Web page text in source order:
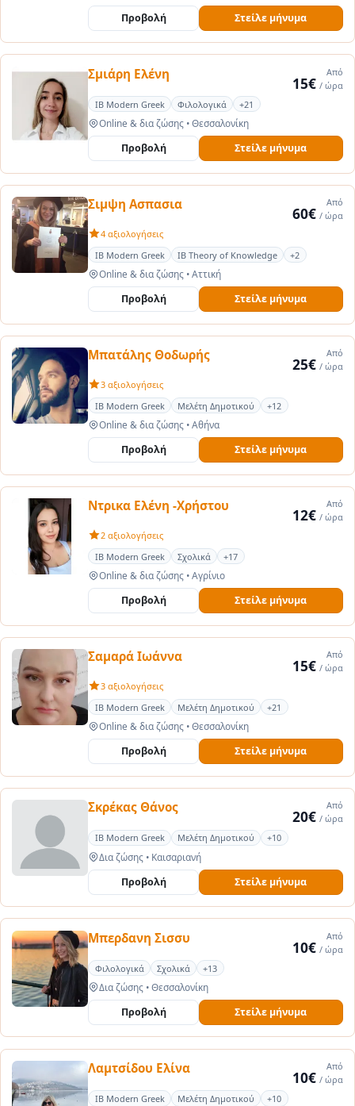
Προβολή Στείλε μήνυμα
Σμιάρη Ελένη Από
15€ / ώρα
IB Modern Greek
Φιλολογικά +21
Online & δια ζώσης •Θεσσαλονίκη
Προβολή Στείλε μήνυμα
Σιμψη Ασπασια Από
60€ / ώρα
4 αξιολογήσεις
IB Modern Greek
IB Theory of Knowledge +2
Online & δια ζώσης •Αττική
Προβολή Στείλε μήνυμα
Μπατάλης Θοδωρής Από
25€ / ώρα
3 αξιολογήσεις
IB Modern Greek
Μελέτη Δημοτικού +12
Online & δια ζώσης •Αθήνα
Προβολή Στείλε μήνυμα
Ντρικα Ελένη -Χρήστου Από
12€ / ώρα
2 αξιολογήσεις
IB Modern Greek
Σχολικά +17
Online & δια ζώσης •Αγρίνιο
Προβολή Στείλε μήνυμα
Σαμαρά Ιωάννα Από
15€ / ώρα
3 αξιολογήσεις
IB Modern Greek
Μελέτη Δημοτικού +21
Online & δια ζώσης •Θεσσαλονίκη
Προβολή Στείλε μήνυμα
Σκρέκας Θάνος Από
20€ / ώρα
IB Modern Greek
Μελέτη Δημοτικού +10
Δια ζώσης •Καισαριανή
Προβολή Στείλε μήνυμα
Μπερδανη Σισσυ Από
10€ / ώρα
Φιλολογικά
Σχολικά +13
Δια ζώσης •Θεσσαλονίκη
Προβολή Στείλε μήνυμα
Λαμτσίδου Ελίνα Από
10€ / ώρα
IB Modern Greek
Μελέτη Δημοτικού +10